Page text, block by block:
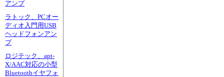
アンプ
ラトック、PCオー
ディオ入門用USB
ヘッドフォンアン
プ
ロジテック、apt-
X/AAC対応の小型
Bluetoothイヤフォ